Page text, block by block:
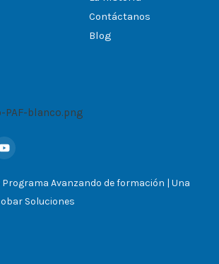
Y
o
u
b
Avanzando de formación | Una
Soluciones
Contáctanos
Blog